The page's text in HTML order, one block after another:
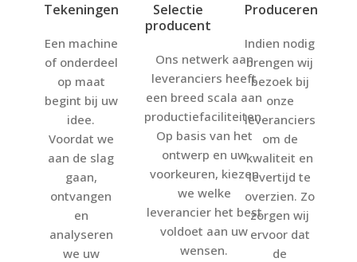
Tekeningen
Een machine
of onderdeel
op maat
begint bij uw
idee.
Voordat we
aan de slag
gaan,
ontvangen
en
analyseren
we uw
Selectie
producent
Ons netwerk aan
leveranciers heeft
een breed scala aan
productiefaciliteiten.
Op basis van het
ontwerp en uw
voorkeuren, kiezen
we welke
leverancier het best
voldoet aan uw
wensen.
Produceren
Indien nodig
brengen wij
bezoek bij
onze
leveranciers
om de
kwaliteit en
levertijd te
overzien. Zo
zorgen wij
ervoor dat
de